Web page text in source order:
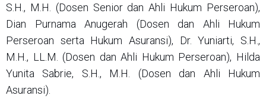
S.H., M.H. (Dosen Senior dan Ahli Hukum Perseroan),
Dian Purnama Anugerah (Dosen dan Ahli Hukum
Perseroan serta Hukum Asuransi), Dr. Yuniarti, S.H.,
M.H., LL.M. (Dosen dan Ahli Hukum Perseroan), Hilda
Yunita Sabrie, S.H., M.H. (Dosen dan Ahli Hukum
Asuransi).